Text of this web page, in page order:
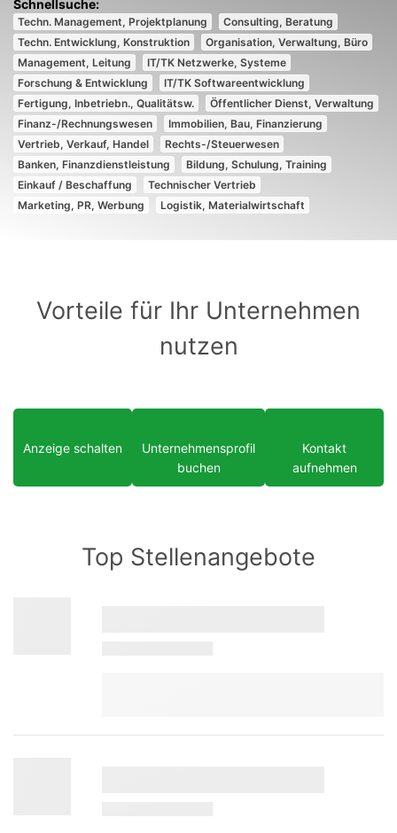
Techn. Management, Projektplanung
Consulting, Beratung
Techn. Entwicklung, Konstruktion
Organisation, Verwaltung, Büro
Management, Leitung
IT/TK Netzwerke, Systeme
Forschung & Entwicklung
IT/TK Softwareentwicklung
Fertigung, Inbetriebn., Qualitätsw.
Öffentlicher Dienst, Verwaltung
Finanz-/Rechnungswesen
Immobilien, Bau, Finanzierung
Vertrieb, Verkauf, Handel
Rechts-/Steuerwesen
Banken, Finanzdienstleistung
Bildung, Schulung, Training
Einkauf / Beschaffung
Technischer Vertrieb
Marketing, PR, Werbung
Logistik, Materialwirtschaft
Vorteile für Ihr Unternehmen
nutzen
Anzeige schalten
Unternehmensprofil
buchen
Kontakt
aufnehmen
Top Stellenangebote